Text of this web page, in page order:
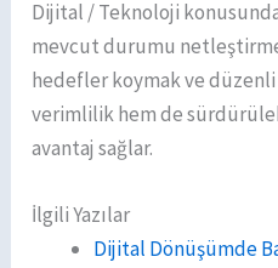
Dijital / Teknoloji
mevcut durumu
hedefler koymak ve
verimlilik hem de
avantaj sağlar.
İlgili Yazılar
Dijital Dönüşümde